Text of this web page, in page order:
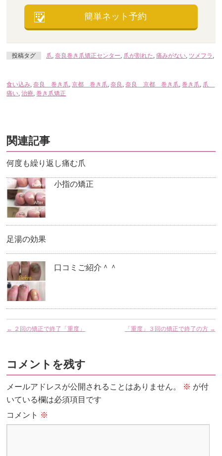
簡単ネット予約
投稿タグ 爪,奈良巻き爪矯正センター, 爪が割れた,痛みがない, ツメフラ ,
食い込み,奈良 巻き爪,京都 巻き爪,奈良 ,奈良 京都 巻き爪,巻き爪, 爪
痛い,治療,巻き爪矯正
関連記事
何度も繰り返し痛む爪
小指の矯正
足湯の効果
口コミご紹介＾＾
← ２回の矯正で終了「重度」 「重度」３回の矯正で終了の方 →
コメントを残す
メールアドレスが公開されることはありません。 ※ が付
いている欄は必須項目です
コメント ※